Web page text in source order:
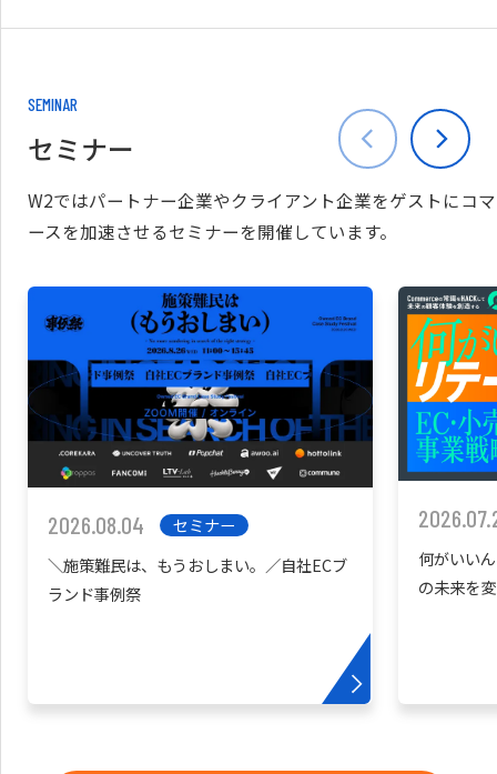
SEMINAR
セミナー
W2ではパートナー企業やクライアント企業をゲストにコマ
ースを加速させるセミナーを開催しています。
2026.08.04
セミナー
＼施策難民は、もうおしまい。／自社ECブ
ランド事例祭
何がいい
の未来を